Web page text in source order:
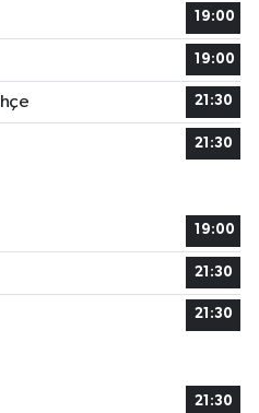
19:00
19:00
21:30
21:30
19:00
21:30
21:30
21:30